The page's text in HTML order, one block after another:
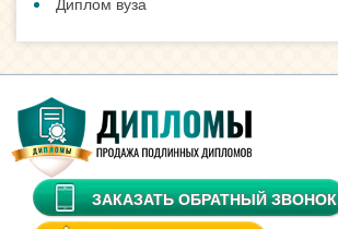
ЗАКАЗАТЬ ОБРАТНЫЙ ЗВОНОК